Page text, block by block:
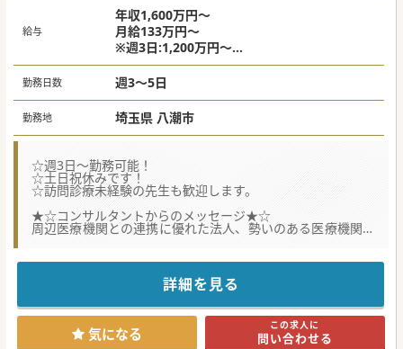
給与
年収1,600万円～
月給133万円～
※週3日:1,200万円～
※週5日：2,000万円～
勤務日数 週3～5日
勤務地 埼玉県 八潮市
☆週3日～勤務可能！
☆土日祝休みです！
☆訪問診療未経験の先生も歓迎します。
★☆コンサルタントからのメッセージ★☆
周辺医療機関との連携に優れた法人、勢いのある医療機関で
医師を積極採用！
ック。
専門科、ご経験は不問となりますのでご興味のある方はお気
#秋入職可
詳細を見る
気になる この求人に
問い合わせる